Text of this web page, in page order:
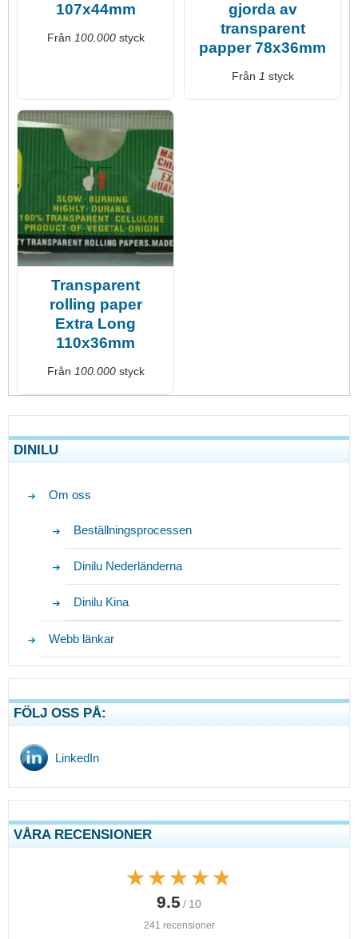
107x44mm
Från 100.000styck
gjorda av
transparent
papper 78x36mm
Från 1 styck
Transparent
rolling paper
Extra Long
110x36mm
Från 100.000styck
DINILU
Om oss
Beställningsprocessen
Dinilu Nederländerna
Dinilu Kina
Webb länkar
FÖLJ OSS PÅ:
LinkedIn
VÅRA RECENSIONER
★★★★★
★★★★★
9.5 / 10
241 recensioner